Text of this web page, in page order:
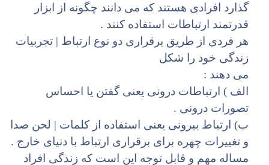
گذارد افرادی هستند که می دانند چگونه از ابزار
قدرتمند ارتباطات استفاده کنند .
هر فردی از طریق برقراری دو نوع ارتباط | تجربیات
زندگی خود را شکل
می دهند :
الف ) ارتباطات درونی یعنی گفتن یا احساس
تصورات درونی .
ب) ارتباط بیرونی یعنی استفاده از کلمات | لحن صدا
و تغییرات چهره برای برقراری ارتباط با دنیای خارج .
مساله مهم و قابل توجه این است که زندگی افراد